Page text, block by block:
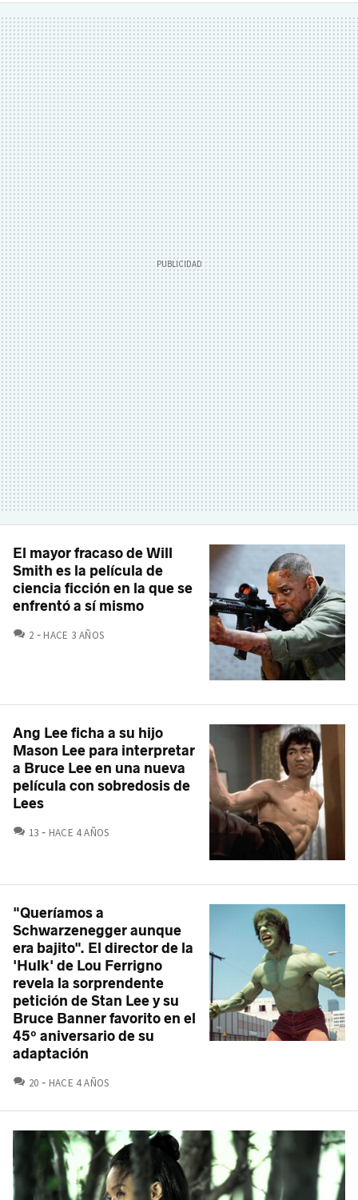
El mayor fracaso de Will
Smith es la película de
ciencia ficción en la que se
enfrentó a sí mismo
2 COMENTARIOS
HACE 3 AÑOS
Ang Lee ficha a su hijo
Mason Lee para interpretar
a Bruce Lee en una nueva
película con sobredosis de
Lees
13 COMENTARIOS
HACE 4 AÑOS
"Queríamos a
Schwarzenegger aunque
era bajito". El director de la
'Hulk' de Lou Ferrigno
revela la sorprendente
petición de Stan Lee y su
Bruce Banner favorito en el
45º aniversario de su
adaptación
20 COMENTARIOS
HACE 4 AÑOS